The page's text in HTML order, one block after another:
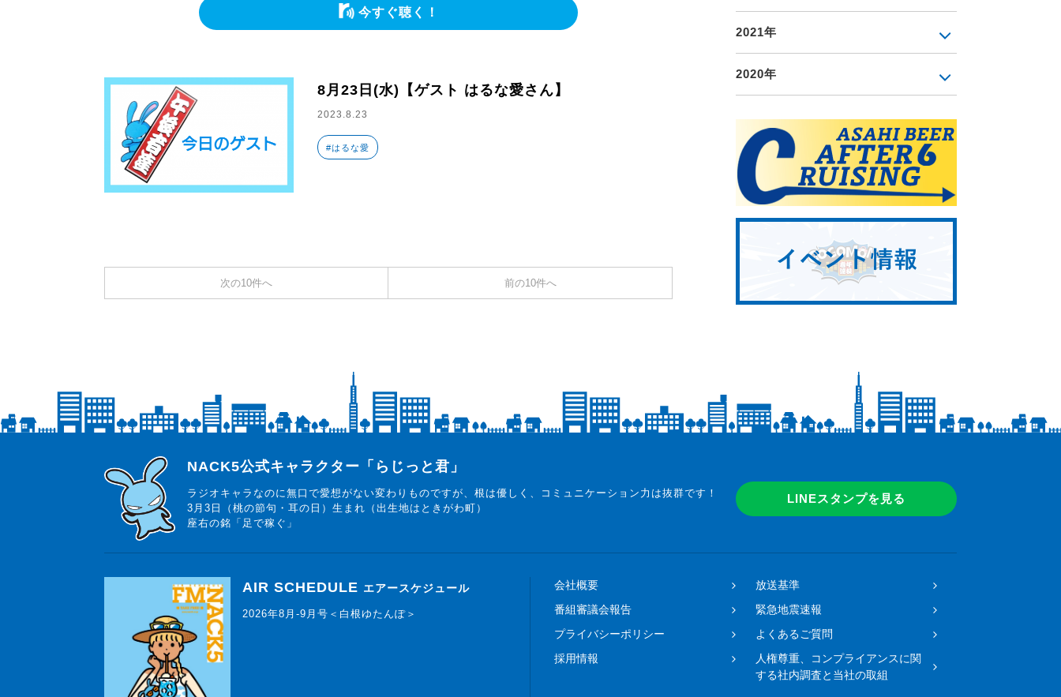
今すぐ聴く！
8月23日(水)【ゲスト はるな愛さん】
2023.8.23
#はるな愛
次の10件へ 前の10件へ
2021年
2020年
らじっと君
NACK5公式キャラクター「らじっと君」
ラジオキャラなのに無口で愛想がない変わりものですが、根は優しく、コミュニケーション力は抜群です！
3月3日（桃の節句・耳の日）生まれ（出生地はときがわ町）
座右の銘「足で稼ぐ」
LINEスタンプを見る
AIR SCHEDULE エアースケジュール
2026年8月-9月号＜白根ゆたんぽ＞
会社概要
放送基準
番組審議会報告
緊急地震速報
プライバシーポリシー
よくあるご質問
採用情報
人権尊重、コンプライアンスに関
する社内調査と当社の取組